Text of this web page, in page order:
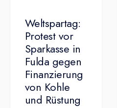
Weltspartag:
Protest vor
Sparkasse in
Fulda gegen
Finanzierung
von Kohle
und Rüstung